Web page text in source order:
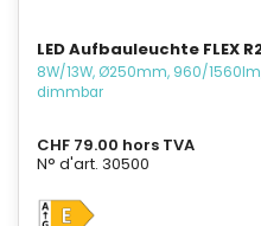
LED Aufbauleuchte FLEX
8W/13W, Ø250mm, 960/
dimmbar
CHF 79.00 hors TVA
N° d'art. 30500